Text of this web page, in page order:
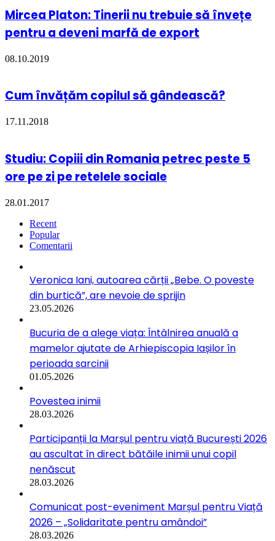
Mircea Platon: Tinerii nu trebuie să învețe
pentru a deveni marfă de export
08.10.2019
Cum învățăm copilul să gândească?
17.11.2018
Studiu: Copiii din Romania petrec peste 5
ore pe zi pe retelele sociale
28.01.2017
Recent
Popular
Comentarii
Veronica Iani, autoarea cărții „Bebe. O poveste
din burtică”, are nevoie de sprijin
23.05.2026
Bucuria de a alege viața: Întâlnirea anuală a
mamelor ajutate de Arhiepiscopia Iașilor în
perioada sarcinii
01.05.2026
Povestea inimii
28.03.2026
Participanții la Marșul pentru viață București 2026
au ascultat în direct bătăile inimii unui copil
nenăscut
28.03.2026
Comunicat post-eveniment Marșul pentru Viață
2026 – „Solidaritate pentru amândoi”
28.03.2026